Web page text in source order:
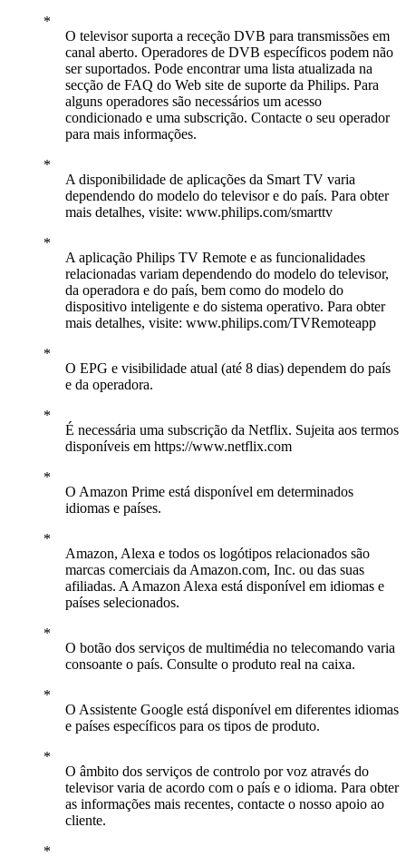
O televisor suporta a receção DVB para transmissões em
canal aberto. Operadores de DVB específicos podem não
ser suportados. Pode encontrar uma lista atualizada na
secção de FAQ do Web site de suporte da Philips. Para
alguns operadores são necessários um acesso
condicionado e uma subscrição. Contacte o seu operador
para mais informações.
A disponibilidade de aplicações da Smart TV varia
dependendo do modelo do televisor e do país. Para obter
mais detalhes, visite: www.philips.com/smarttv
A aplicação Philips TV Remote e as funcionalidades
relacionadas variam dependendo do modelo do televisor,
da operadora e do país, bem como do modelo do
dispositivo inteligente e do sistema operativo. Para obter
mais detalhes, visite: www.philips.com/TVRemoteapp
O EPG e visibilidade atual (até 8 dias) dependem do país
e da operadora.
É necessária uma subscrição da Netflix. Sujeita aos termos
disponíveis em https://www.netflix.com
O Amazon Prime está disponível em determinados
idiomas e países.
Amazon, Alexa e todos os logótipos relacionados são
marcas comerciais da Amazon.com, Inc. ou das suas
afiliadas. A Amazon Alexa está disponível em idiomas e
países selecionados.
O botão dos serviços de multimédia no telecomando varia
consoante o país. Consulte o produto real na caixa.
O Assistente Google está disponível em diferentes idiomas
e países específicos para os tipos de produto.
O âmbito dos serviços de controlo por voz através do
televisor varia de acordo com o país e o idioma. Para obter
as informações mais recentes, contacte o nosso apoio ao
cliente.